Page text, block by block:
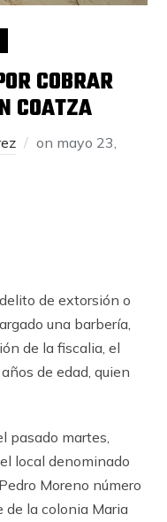
COBRAR
COATZA
on mayo 23,
de extorsión o
una barbería,
de la fiscalia, el
de edad, quien
pasado martes,
local denominado
Moreno número
de la colonia Maria